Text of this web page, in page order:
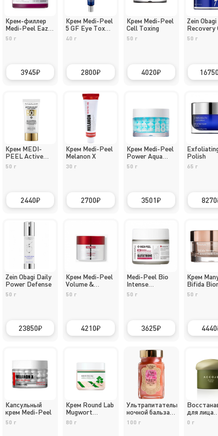
Крем-филлер
Medi-Peel Eazy
Filler
50 г
3945
Крем Medi-Peel
5 GF Eye Tox
Cream
40 г
2800
Крем Medi-Peel
Cell Toxing
50 г
4020
Zein Obagi
Recovery
50 мл
50 г
Крем MEDI-
PEEL Active
Silky Sun
50 г
2440
Крем Medi-Peel
Melanon X
30 г
2700
Крем Medi-Peel
Power Aqua
Cream
50 г
3501
Polish
65 г
8270
Zein Obagi Daily
Power Defense
50 г
23850
Крем Medi-Peel
Volume &
Tension Tox
50 г
4210
Medi-Peel Bio
Intense
Glutathione
50 г
3625
Крем
Bifida
50 г
4440
Капсульный
крем Medi-Peel
50 г
Крем Round Lab
Mugwort
Calming
80 г
Ультрапитательный
ночной бальзам
для лица La
Sultane de Saba
100 г
для лица
Reviving
0 г